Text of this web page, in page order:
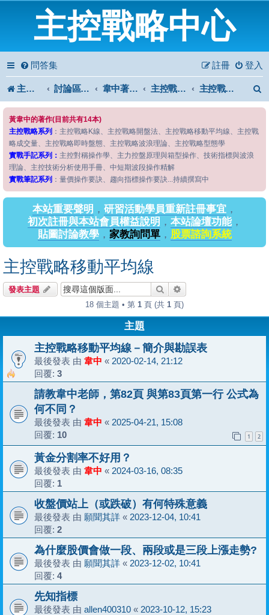
主控戰略中心
問答集 登入
註冊
主控戰略中心 討論區首頁 韋中著作問答區 主控戰略系列 主控戰略移動平均線
黃韋中的著作(目前共有14本)
主控戰略系列 ：主控戰略K線、主控戰略開盤法、主控戰略移動平均線、主控戰
略成交量、主控戰略即時盤態、主控戰略波浪理論、主控戰略型態學
實戰手記系列： 主控對稱操作學、主力控盤原理與箱型操作、技術指標與波浪
理論、主控技術分析使用手冊、中短期波段操作精解
實戰筆記系列 ：量價操作要訣、趨向指標操作要訣...持續撰寫中
本站重要聲明 ， 研習活動學員重新註冊事宜 ，
初次註冊與本站會員權益說明 ， 本站論壇功能，
貼圖討論教學， 家教詢問單， 股票諮詢系統
主控戰略移動平均線
發表主題 搜尋
18 個主題 • 第 1 頁 (共 1 頁)
主題
主控戰略移動平均線－簡介與勘誤表
最後發表 由 韋中 « 2020-02-14, 21:12
回覆: 3
請教韋中老師，第82頁 與第83頁第一行 公式為
何不同？
最後發表 由 韋中 « 2025-04-21, 15:08
回覆: 10 1 2
黃金分割率不好用？
最後發表 由 韋中 « 2024-03-16, 08:35
回覆: 1
收盤價站上（或跌破）有何特殊意義
最後發表 由 願聞其詳 « 2023-12-04, 10:41
回覆: 2
為什麼股價會做一段、兩段或是三段上漲走勢?
最後發表 由 願聞其詳 « 2023-12-02, 10:41
回覆: 4
先知指標
最後發表 由 allen400310 « 2023-10-12, 15:23